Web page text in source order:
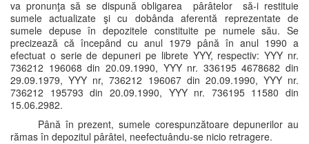
va pronunţa să se dispună obligarea pârâtelor să-i restituie
sumele actualizate şi cu dobânda aferentă reprezentate de
sumele depuse în depozitele constituite pe numele său. Se
precizează că începând cu anul 1979 până în anul 1990 a
efectuat o serie de depuneri pe librete YYY, respectiv: YYY nr.
736212 196068 din 20.09.1990, YYY nr. 336195 4678682 din
29.09.1979, YYY nr, 736212 196067 din 20.09.1990, YYY nr.
736212 195793 din 20.09.1990, YYY nr. 736195 11580 din
15.06.2982.
Până în prezent, sumele corespunzătoare depunerilor au
rămas în depozitul pârâtei, neefectuându-se nicio retragere.